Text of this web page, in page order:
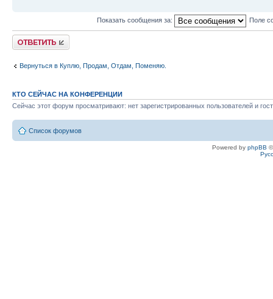
Показать сообщения за: Поле
Ответить
Вернуться в Куплю, Продам, Отдам, Поменяю.
КТО СЕЙЧАС НА КОНФЕРЕНЦИИ
Сейчас этот форум просматривают: нет зарегистрированных пользователей и
Список форумов
Powered by phpBB